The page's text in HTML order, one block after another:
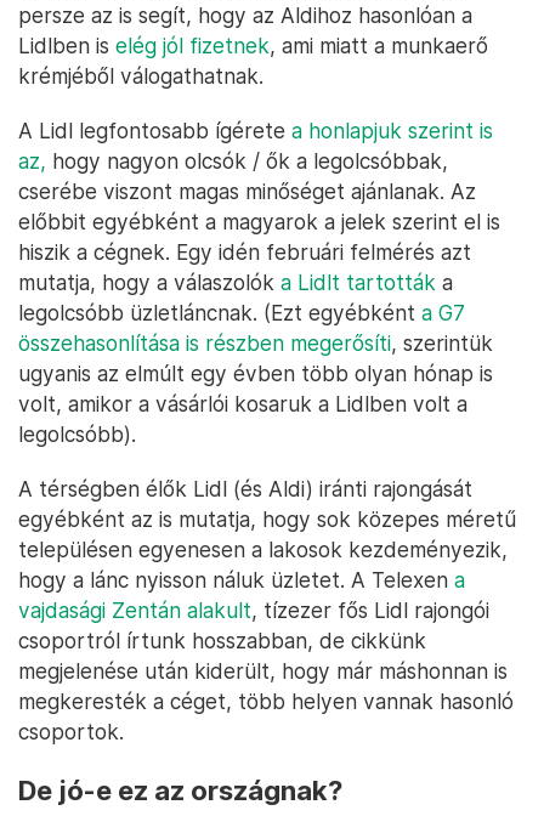
persze az is segít, hogy az Aldihoz hasonlóan a
Lidlben is elég jól fizetnek, ami miatt a munkaerő
krémjéből válogathatnak.
A Lidl legfontosabb ígérete a honlapjuk szerint is
az, hogy nagyon olcsók / ők a legolcsóbbak,
cserébe viszont magas minőséget ajánlanak. Az
előbbit egyébként a magyarok a jelek szerint el is
hiszik a cégnek. Egy idén februári felmérés azt
mutatja, hogy a válaszolók a Lidlt tartották a
legolcsóbb üzletláncnak. (Ezt egyébként a G7
összehasonlítása is részben megerősíti, szerintük
ugyanis az elmúlt egy évben több olyan hónap is
volt, amikor a vásárlói kosaruk a Lidlben volt a
legolcsóbb).
A térségben élők Lidl (és Aldi) iránti rajongását
egyébként az is mutatja, hogy sok közepes méretű
településen egyenesen a lakosok kezdeményezik,
hogy a lánc nyisson náluk üzletet. A Telexen a
vajdasági Zentán alakult, tízezer fős Lidl rajongói
csoportról írtunk hosszabban, de cikkünk
megjelenése után kiderült, hogy már máshonnan is
megkeresték a céget, több helyen vannak hasonló
csoportok.
De jó-e ez az országnak?